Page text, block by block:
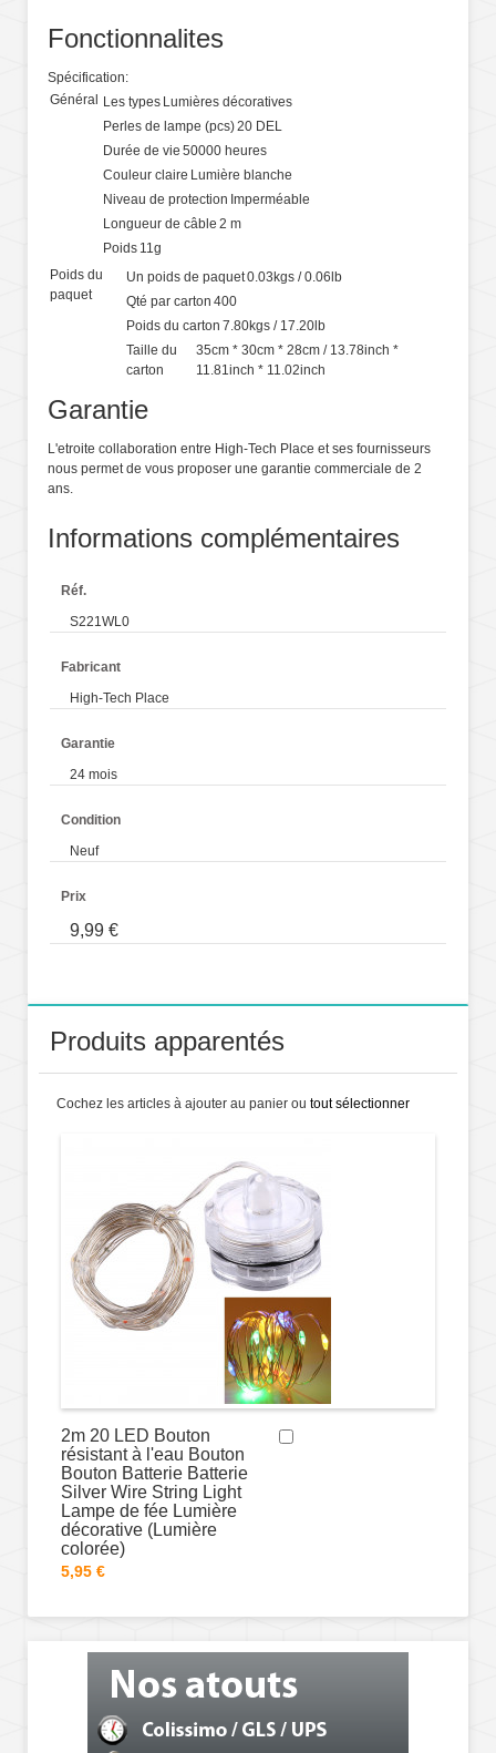
Fonctionnalites
Spécification:
Général
Les types Lumières décoratives
Perles de lampe (pcs)20 DEL
Durée de vie 50000 heures
Couleur claire Lumière blanche
Niveau de protection Imperméable
Longueur de câble 2 m
Poids 11g
Poids du
paquet
Un poids de paquet0.03kgs / 0.06lb
Qté par carton 400
Poids du carton 7.80kgs / 17.20lb
Taille du
carton
35cm * 30cm * 28cm / 13.78inch *
11.81inch * 11.02inch
Garantie
L'etroite collaboration entre High-Tech Place et ses fournisseurs
nous permet de vous proposer une garantie commerciale de 2
ans.
Informations complémentaires
Réf.
S221WL0
Fabricant
High-Tech Place
Garantie
24 mois
Condition
Neuf
Prix
9,99 €
Produits apparentés
Cochez les articles à ajouter au panier ou tout sélectionner
2m 20 LED Bouton
résistant à l'eau Bouton
Bouton Batterie Batterie
Silver Wire String Light
Lampe de fée Lumière
décorative (Lumière
colorée)
5,95 €